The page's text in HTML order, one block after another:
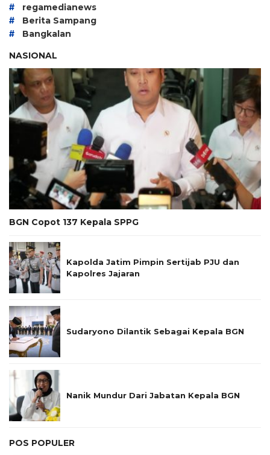
# regamedianews
# Berita Sampang
#
Bangkalan
NASIONAL
BGN Copot 137 Kepala SPPG
Kapolda Jatim Pimpin Sertijab PJU dan
Kapolres Jajaran
Sudaryono Dilantik Sebagai Kepala BGN
Nanik Mundur Dari Jabatan Kepala BGN
POS POPULER